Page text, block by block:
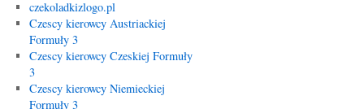
czekoladkizlogo.pl
Czescy kierowcy Austriackiej
Formuły 3
Czescy kierowcy Czeskiej Formuły
3
Czescy kierowcy Niemieckiej
Formuły 3